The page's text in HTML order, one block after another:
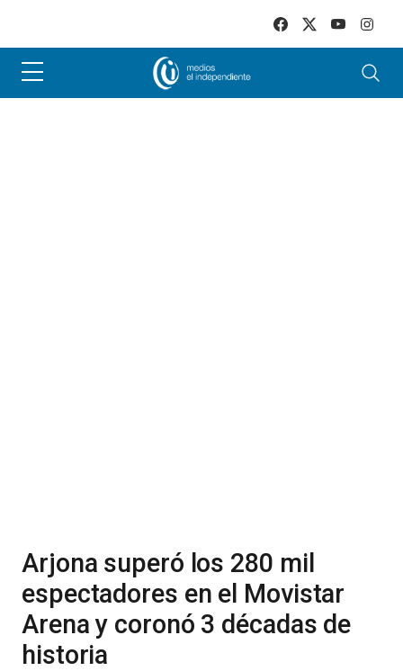
Arjona superó los 280 mil
espectadores en el Movistar
Arena y coronó 3 décadas de
historia